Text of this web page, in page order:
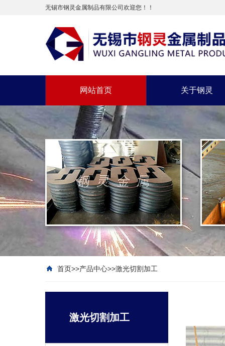
无锡市钢灵金属制品有限公司欢迎您！！
网站首页 关于钢灵
首页>>产品中心>>激光切割加工
激光切割加工